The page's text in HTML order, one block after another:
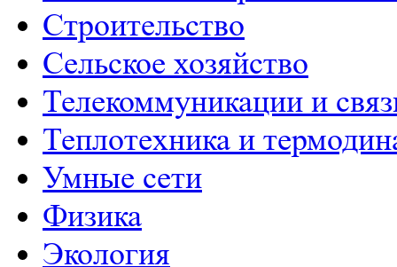
Строительство
Сельское хозяйство
Телекоммуникации и
Теплотехника и
Умные сети
Физика
Экология